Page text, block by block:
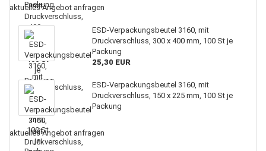
aktuelles Angebot anfragen
ESD-Verpackungsbeutel 3160, mit
Druckverschluss, 300 x 400 mm, 100 St je
Packung
25,30 EUR
ESD-Verpackungsbeutel 3160, mit
Druckverschluss, 150 x 225 mm, 100 St je
Packung
aktuelles Angebot anfragen